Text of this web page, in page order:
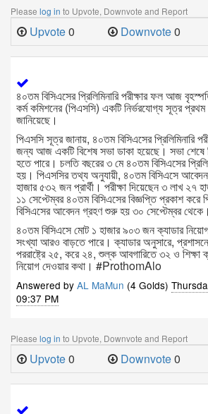
Please log in to Upvote, Downvote and Report
Upvote0 Downvote0
৪০তম বিসিএসের প্রিলিমিনারি পরীক্ষার ফল আজ
কর্ম কমিশনের (পিএসসি) একটি নির্ভরযোগ্য সূত্র
জানিয়েছে।
পিএসসি সূত্র জানায়, ৪০তম বিসিএসের প্রিলিমিনারি
জন্য আজ একটি বিশেষ সভা ডাকা হয়েছে। সভা শেষে
হতে পারে। চলতি বছরের ৩ মে ৪০তম বিসিএসের
হয়। পিএসসির তথ্য অনুযায়ী, ৪০তম বিসিএসে
হাজার ৫৩২ জন প্রার্থী। পরীক্ষা দিয়েছেন ৩ লাখ ২৭
১১ সেপ্টেম্বর ৪০তম বিসিএসের বিজ্ঞপ্তি প্রকাশ
বিসিএসের আবেদন গ্রহণ শুরু হয় ৩০ সেপ্টেম্বর থেকে।
৪০তম বিসিএসে মোট ১ হাজার ৯০৩ জন ক্যাডার
সংখ্যা আরও বাড়তে পারে। ক্যাডার অনুসারে,
পররাষ্ট্রে ২৫, করে ২৪, শুল্ক আবগারিতে ৩২ ও শিক্ষা
নিয়োগ দেওয়ার কথা। #ProthomAlo
Answered by AL MaMun (4 Golds)
09:37 PM
Please log in to Upvote, Downvote and Report
Upvote0 Downvote0